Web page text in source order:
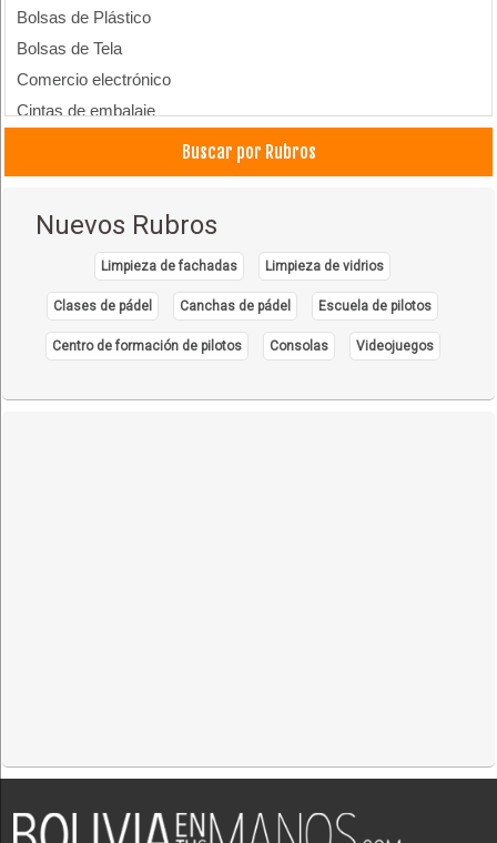
Bolsas de Plástico
Bolsas de Tela
Comercio electrónico
Cintas de embalaje
Cintas de doble contacto
Cintas adhesivas
Cintas con impresión
Cintas Plásticas
Cintas
Supermercados
Buscar por Rubros
Nuevos Rubros
Limpieza de fachadas Limpieza de vidrios
Clases de pádel Canchas de pádel Escuela de pilotos
Centro de formación de pilotos Consolas Videojuegos